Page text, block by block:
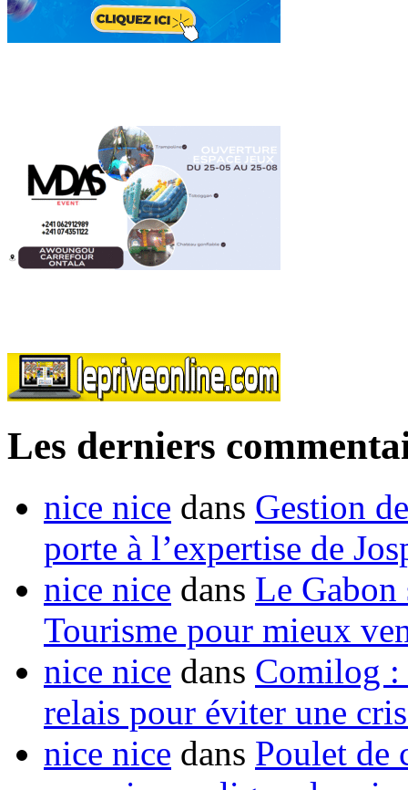
Les derniers
nice nice dans Gestion
porte à l’expertise de
nice nice dans Le Gabon
Tourisme pour mieux
nice nice dans Comilog :
relais pour éviter une
nice nice dans Poulet de